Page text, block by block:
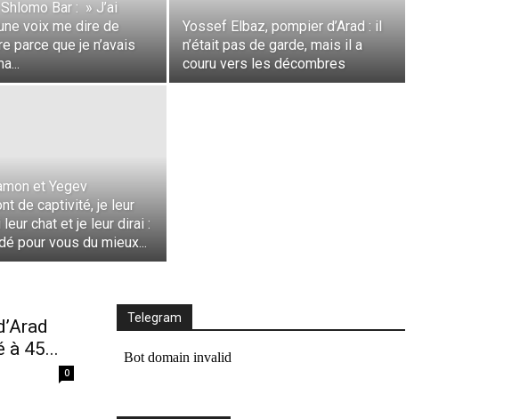
Bar : » J’ai
voix me dire de
parce que je n’avais
Yossef Elbaz, pompier d’Arad : il
n’était pas de garde, mais il a
couru vers les décombres
et Yegev
de captivité, je leur
leur chat et je leur dirai :
pour vous du mieux...
d
e
.
à 45...
0
Telegram